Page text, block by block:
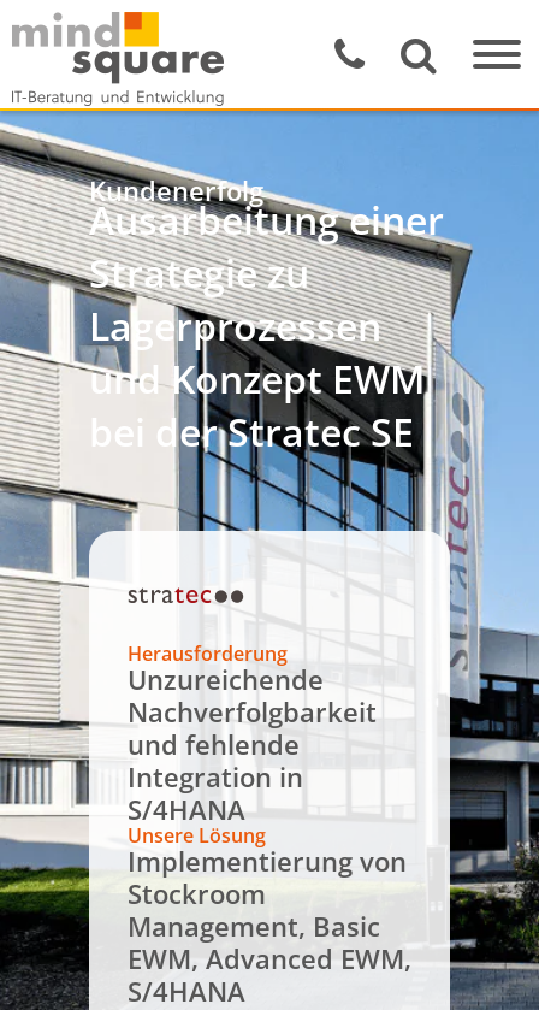
Kundenerfolg
Ausarbeitung einer
Strategie zu
Lagerprozessen
und Konzept EWM
bei der Stratec SE​
Herausforderung
Unzureichende
Nachverfolgbarkeit
und fehlende
Integration in
S/4HANA
Unsere Lösung
Implementierung von
Stockroom
Management, Basic
EWM, Advanced EWM,
S/4HANA